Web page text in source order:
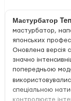
Мастурбатор
мастурбатор,
японських
Оновлена версія
значно
попередньою
спеціальною